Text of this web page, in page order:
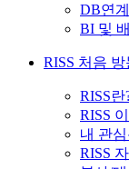
DB연
BI 및
RISS 처음
RISS란
RISS
내 관
RISS